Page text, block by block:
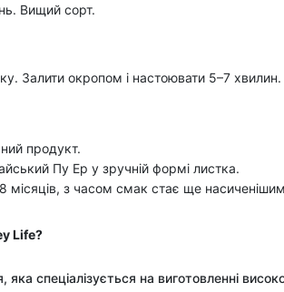
Вищий сорт.
Залити окропом і настоювати 5–7 хвилин.
продукт.
Пу Ер у зручній формі листка.
місяців, з часом смак стає ще
Life?
спеціалізується на виготовленні